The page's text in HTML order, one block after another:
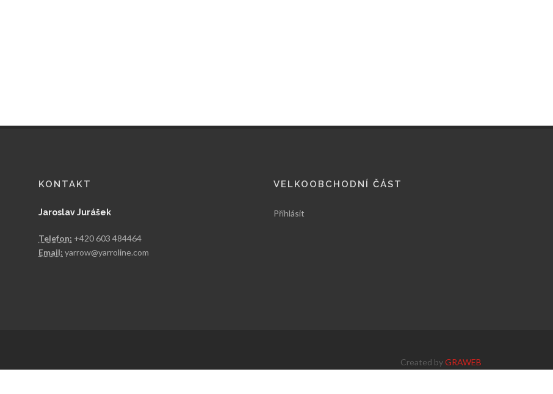
KONTAKT
Jaroslav Jurášek
Telefon: +420 603 484464
Email: yarrow@yarroline.com
VELKOOBCHODNÍ ČÁST
Přihlásit
Created byGRAWEB